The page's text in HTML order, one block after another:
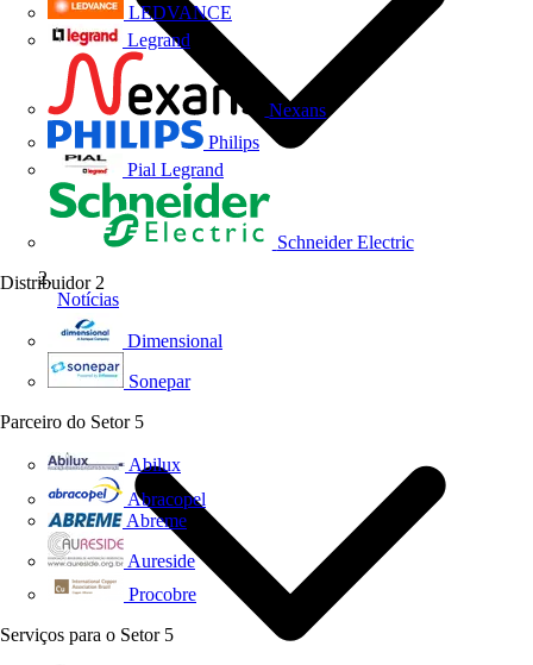
LEDVANCE
Legrand
Nexans
Philips
Pial Legrand
Schneider Electric
Distribuidor 2
Dimensional
Sonepar
Parceiro do Setor 5
Abilux
Abracopel
Abreme
Aureside
Procobre
Serviços para o Setor 5
Notícias